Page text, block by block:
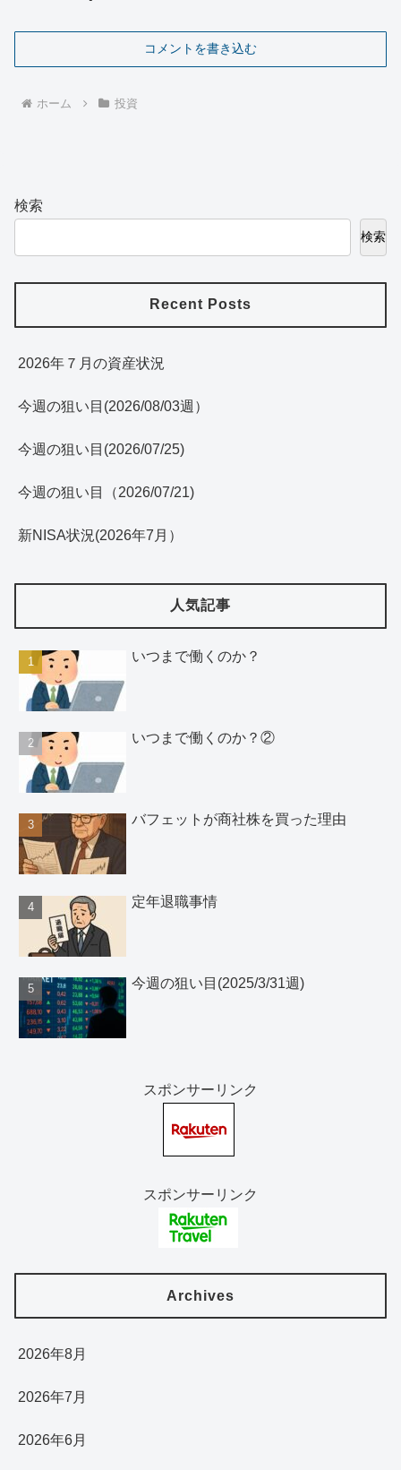
コメントを書き込む
ホーム 投資
検索
検索
Recent Posts
2026年７月の資産状況
今週の狙い目(2026/08/03週）
今週の狙い目(2026/07/25)
今週の狙い目（2026/07/21)
新NISA状況(2026年7月）
人気記事
いつまで働くのか？
いつまで働くのか？②
バフェットが商社株を買った理由
定年退職事情
今週の狙い目(2025/3/31週)
スポンサーリンク
スポンサーリンク
Archives
2026年8月
2026年7月
2026年6月